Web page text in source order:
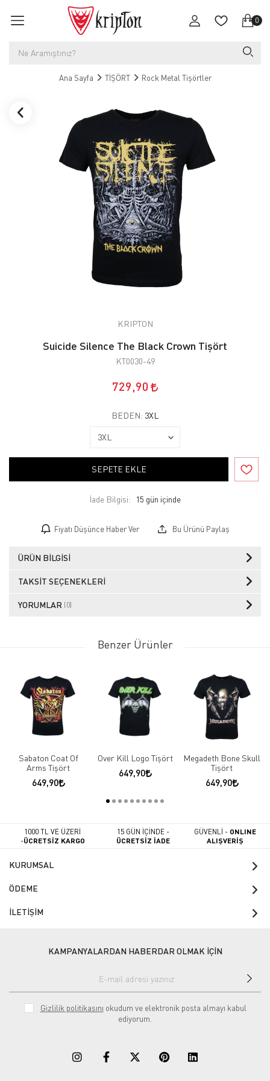
0
Ana Sayfa TİŞÖRT Rock Metal Tişörtler
KRIPTON
Suicide Silence The Black Crown Tişört
KT0030-49
729,90
BEDEN: 3XL
SEPETE EKLE
İade Bilgisi:
Fiyatı Düşünce Haber Ver Bu Ürünü Paylaş
ÜRÜN BILGISI
TAKSIT SEÇENEKLERI
YORUMLAR (0)
Benzer Ürünler
Sabaton Coat Of
Arms Tişört
649,90
Over Kill Logo Tişört
649,90
Megadeth Bone Skull
Tişört
649,90
1000 TL VE ÜZERİ
-ÜCRETSİZ KARGO
15 GÜN İÇİNDE -
ÜCRETSİZ İADE
GÜVENLİ - ONLINE
ALIŞVERİŞ
KURUMSAL
ÖDEME
İLETİŞİM
KAMPANYALARDAN HABERDAR OLMAK İÇİN
Gizlilik politikasını okudum ve elektronik posta almayı kabul
ediyorum.